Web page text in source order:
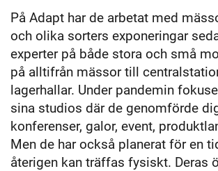
På Adapt har de arbetat med
och olika sorters exponeringar
experter på både stora och små
på alltifrån mässor till
lagerhallar. Under pandemin
sina studios där de genomförde
konferenser, galor, event,
Men de har också planerat för en
återigen kan träffas fysiskt. Deras